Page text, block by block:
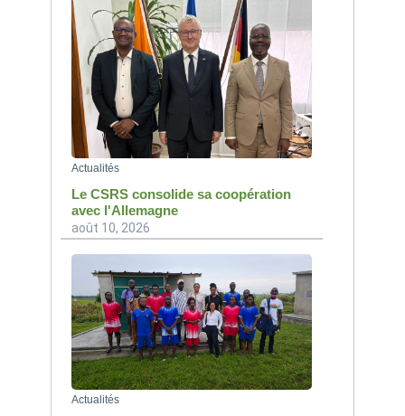
Actualités
Le CSRS consolide sa coopération
avec l'Allemagne
août 10, 2026
Actualités